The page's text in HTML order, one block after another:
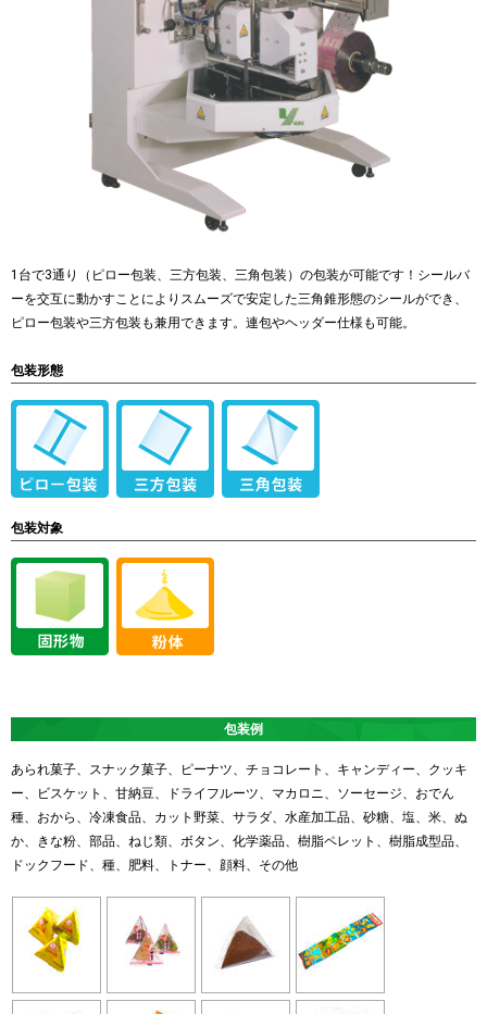
1台で3通り（ピロー包装、三方包装、三角包装）の包装が可能です！シールバ
ーを交互に動かすことによりスムーズで安定した三角錐形態のシールができ、
ピロー包装や三方包装も兼用できます。連包やヘッダー仕様も可能。
包装形態
包装対象
包装例
あられ菓子、スナック菓子、ピーナツ、チョコレート、キャンディー、クッキ
ー、ビスケット、甘納豆、ドライフルーツ、マカロニ、ソーセージ、おでん
種、おから、冷凍食品、カット野菜、サラダ、水産加工品、砂糖、塩、米、ぬ
か、きな粉、部品、ねじ類、ボタン、化学薬品、樹脂ペレット、樹脂成型品、
ドックフード、種、肥料、トナー、顔料、その他